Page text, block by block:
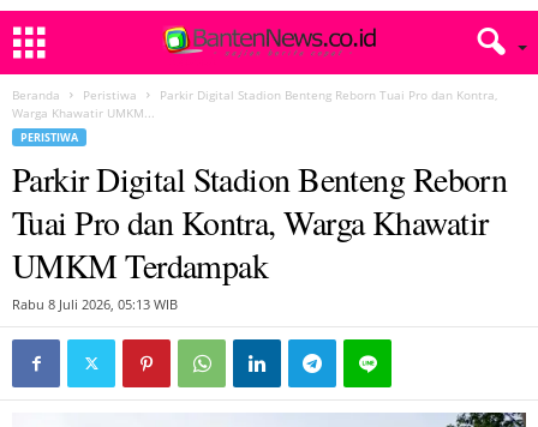
Beranda Peristiwa
Parkir Digital Stadion Benteng Reborn Tuai Pro dan Kontra,
Warga Khawatir UMKM...
PERISTIWA
Parkir Digital Stadion Benteng Reborn
Tuai Pro dan Kontra, Warga Khawatir
UMKM Terdampak
Rabu 8 Juli 2026, 05:13 WIB